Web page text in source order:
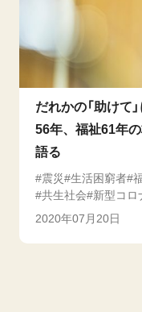
だれかの「助けて
56年、福祉61年の
語る
震災 生活困窮者
共生社会
新型コロ
2020年07月20日